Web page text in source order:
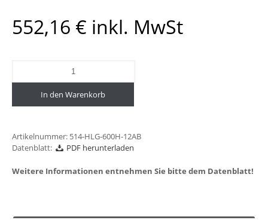
552,16 € inkl. MwSt
In den Warenkorb
Artikelnummer: 514-HLG-600H-12AB
Datenblatt:
PDF herunterladen
Weitere Informationen entnehmen Sie bitte dem Datenblatt!